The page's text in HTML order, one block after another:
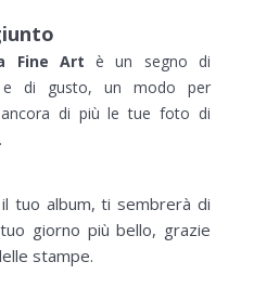
Fine Art è un segno di
e di gusto, un modo per
ancora di più le tue foto di
tuo album, ti sembrerà di
giorno più bello, grazie
stampe.